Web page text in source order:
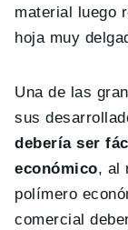
material luego
hoja muy
Una de las
sus
debería ser
económico, al
polímero
comercial